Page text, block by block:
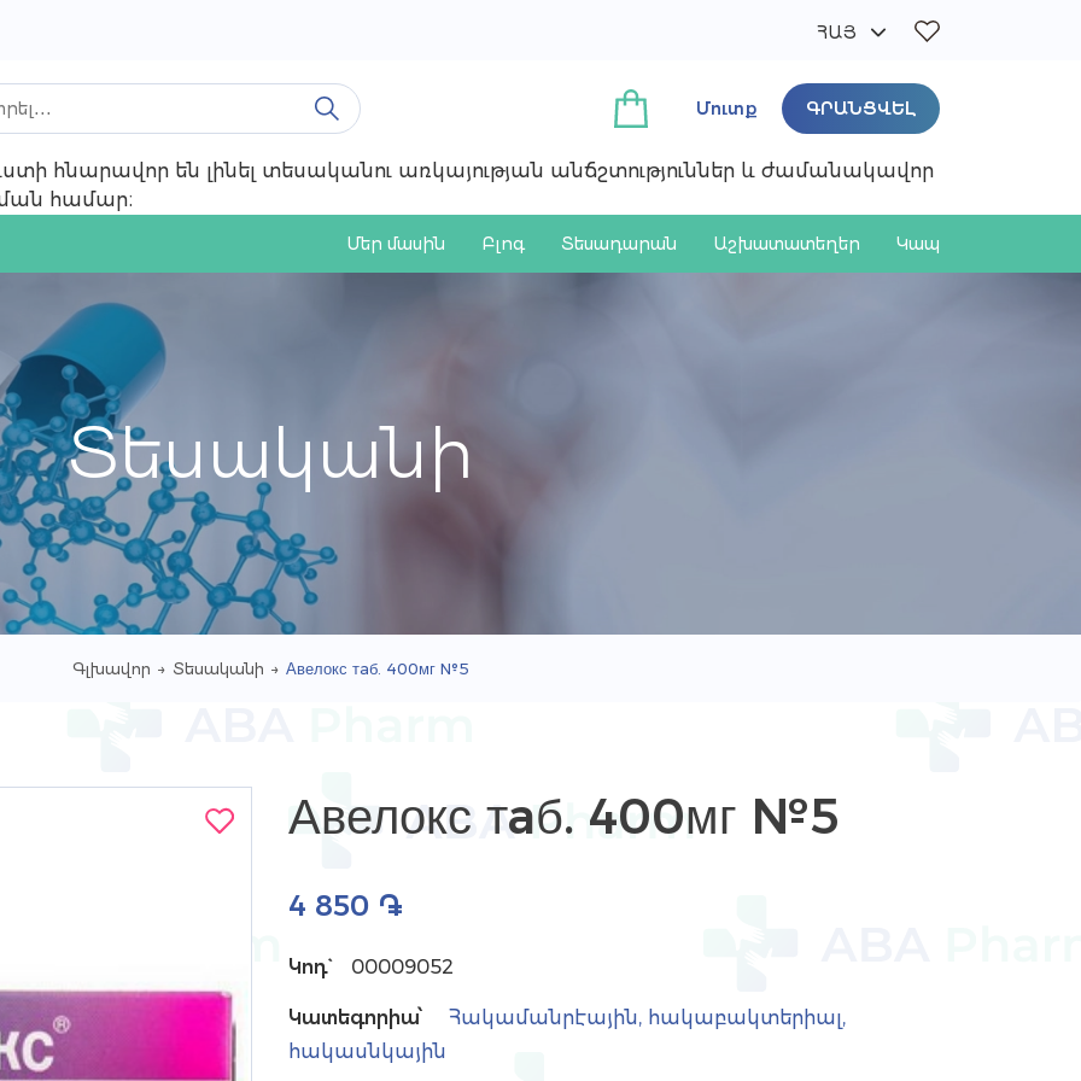
ՀԱՅ
ENG
Մուտք
ԳՐԱՆՑՎԵԼ
հնարավոր են լինել տեսականու առկայության անճշտություններ և ժամանակավոր
համար։
Մեր մասին Բլոգ Տեսադարան Աշխատատեղեր Կապ
Տեսականի
Գլխավոր → Տեսականի → Авелокс тaб. 400мг №5
Авелокс тaб. 400мг №5
4 850 ֏
Կոդ` 00009052
Կատեգորիա՝
Հակամանրէային, հակաբակտերիալ,
հակասնկային